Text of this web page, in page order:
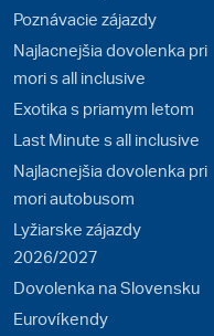
Poznávacie zájazdy
Najlacnejšia dovolenka pri
mori s all inclusive
Exotika s priamym letom
Last Minute s all inclusive
Najlacnejšia dovolenka pri
mori autobusom
Lyžiarske zájazdy
2026/2027
Dovolenka na Slovensku
Eurovíkendy